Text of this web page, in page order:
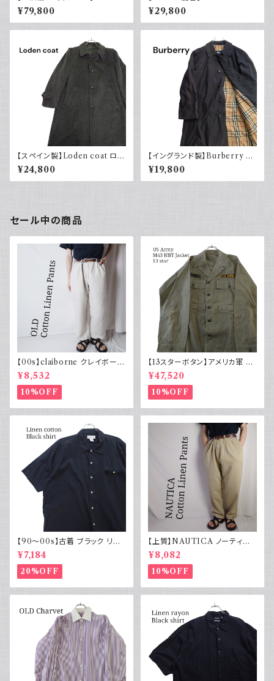
ry バーバリー バルマカーンコ
ート
¥79,800
ーデンコート グリーン オースト
リア製 ロングコート ユーロヴィ
ンテージ ヨーロッパ古着 euro
¥29,800
【スペイン製】Loden coat ロー
デンコート モスグリーン ユーロ
ヴィンテージ ヨーロッパ古着 e
uro vintage ウール
¥24,800
【イングランド製】Burberry バ
ーバリー バルマカーンコート ブ
ラック 黒 ポリエステル ナイロン
ノバチェック ラグランスリーブ
¥19,800
セール中の商品
【00s】claiborne クレイボーン
リネンコットンパンツ ツータック
¥8,532
10%OFF
【13スターボタン】アメリカ軍 M
43 HBT ジャケット パッチ 軍物
実物
¥47,520
10%OFF
【90～00s】古着 ブラック リネ
ンコットンシャツ 黒 ボックスシ
ルエット
¥7,184
20%OFF
【上質】NAUTICA ノーティカ
コットンリネンパンツ ツータック
¥8,082
10%OFF